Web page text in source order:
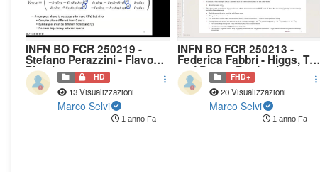
INFN BO FCR 250219 -
Stefano Perazzini - Flavour
Physics HD
13 Visualizzazioni
Marco Selvi
1 anno Fa
INFN BO FCR 250213 -
Federica Fabbri - Higgs, Top
and Boson Production
FHD+
20 Visualizzazioni
Marco Selvi
1 anno Fa